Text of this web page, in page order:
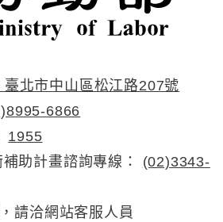
北市中山區松江路207號
6866
1955
助計畫諮詢專線：
(02)3343-
請洽網站客服人員